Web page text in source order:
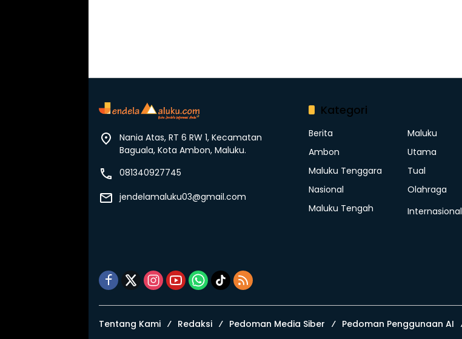
Nania Atas, RT 6 RW 1, Kecamatan
Baguala, Kota Ambon, Maluku.
081340927745
jendelamaluku03@gmail.com
Kategori
Berita
Maluku
Ambon
Utama
Maluku Tenggara
Tual
Nasional
Olahraga
Maluku Tengah
Internasional
Tentang Kami Redaksi Pedoman Media Siber Pedoman Penggunaan AI